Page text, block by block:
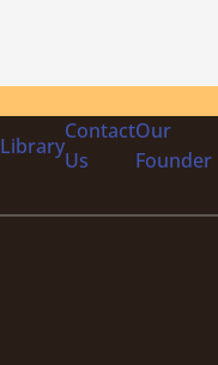
Library
Contact
Us
Our
Founder